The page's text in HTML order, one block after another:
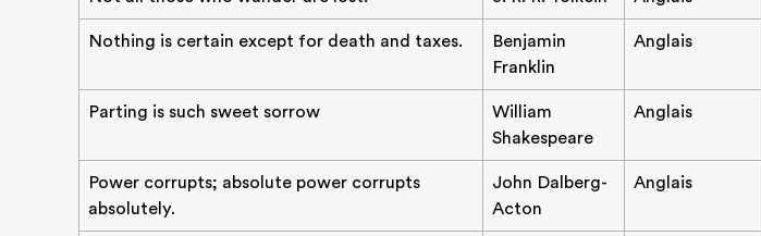
Nothing is certain except for death and taxes.
Benjamin
Franklin
Anglais
Parting is such sweet sorrow
William
Shakespeare
Anglais
Power corrupts; absolute power corrupts
absolutely.
John Dalberg-
Acton
Anglais